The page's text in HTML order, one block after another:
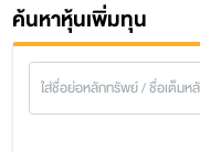
ค้นหาหุ้นเพิ่มทุน